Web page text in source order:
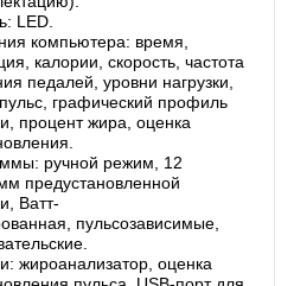
LED.
компьютера: время,
калории, скорость, частота
педалей, уровни нагрузки,
графический профиль
процент жира, оценка
ручной режим, 12
предустановленной
Ватт-
пульсозависимые,
жироанализатор, оценка